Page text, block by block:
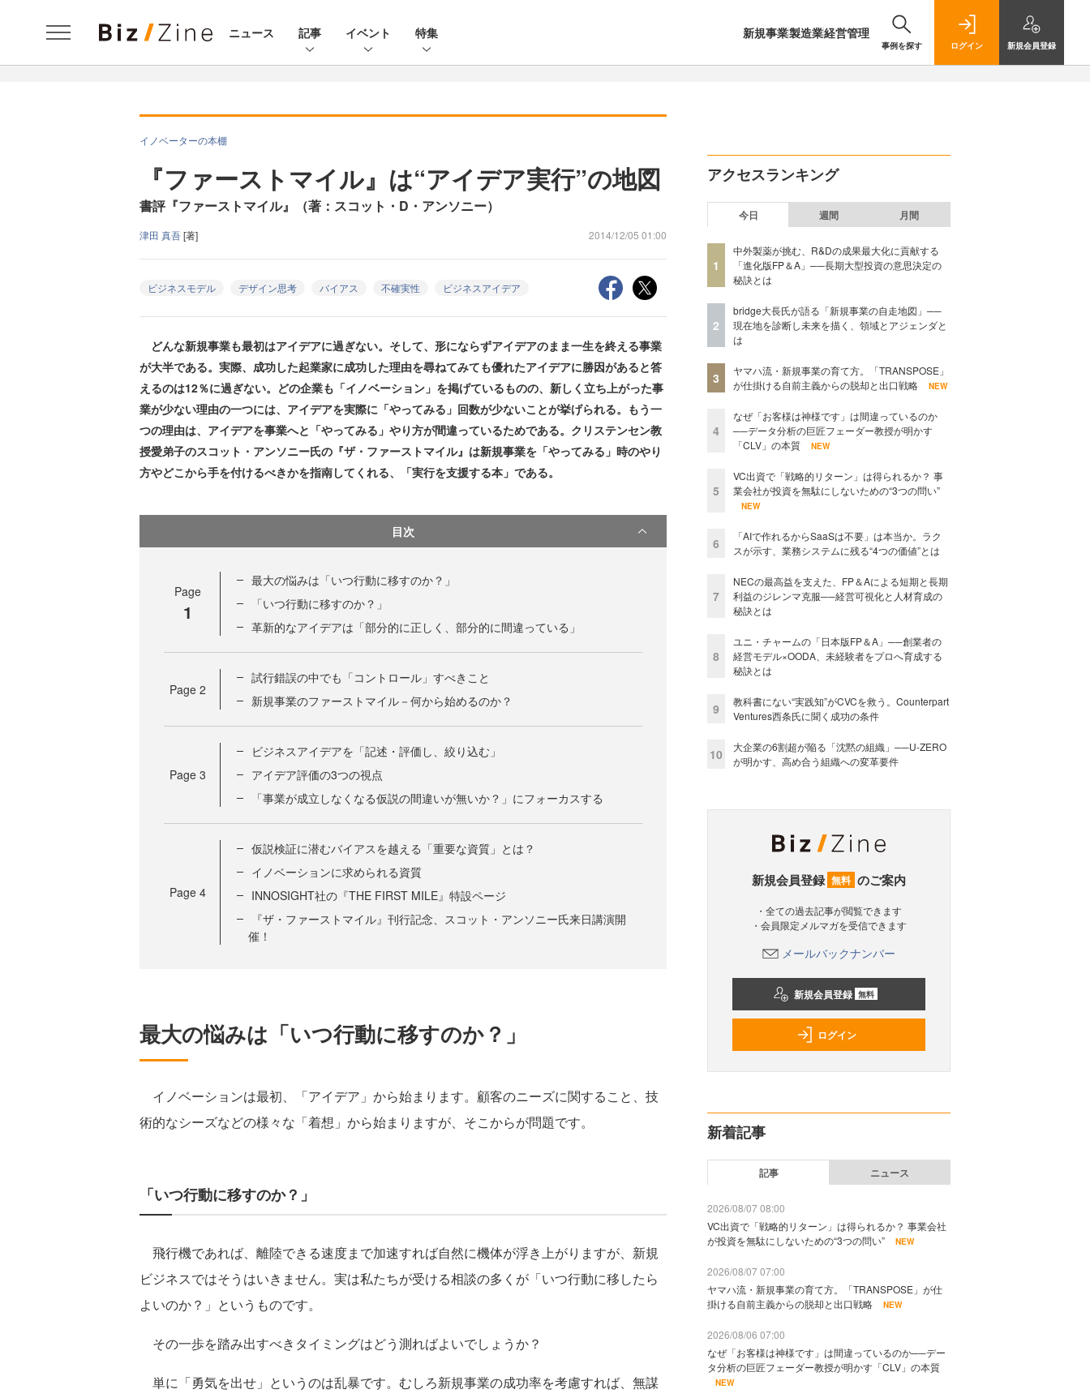
ニュース 記事 イベント 特集 新規事業製造業経営管理
事例を探す ログイン 新規会員登録
イノベーターの本棚
『ファーストマイル』は“アイデア実行”の地図
書評『ファーストマイル』（著：スコット・D・アンソニー）
津田 真吾[著] 2014/12/05 01:00
ビジネスモデル デザイン思考 バイアス 不確実性 ビジネスアイデア
どんな新規事業も最初はアイデアに過ぎない。そして、形にならずアイデアのまま一生を終える事業
が大半である。実際、成功した起業家に成功した理由を尋ねてみても優れたアイデアに勝因があると答
えるのは12％に過ぎない。どの企業も「イノベーション」を掲げているものの、新しく立ち上がった事
業が少ない理由の一つには、アイデアを実際に「やってみる」回数が少ないことが挙げられる。もう一
つの理由は、アイデアを事業へと「やってみる」やり方が間違っているためである。クリステンセン教
授愛弟子のスコット・アンソニー氏の『ザ・ファーストマイル』は新規事業を「やってみる」時のやり
方やどこから手を付けるべきかを指南してくれる、「実行を支援する本」である。
目次
Page
1
最大の悩みは「いつ行動に移すのか？」
「いつ行動に移すのか？」
革新的なアイデアは「部分的に正しく、部分的に間違っている」
Page 2
試行錯誤の中でも「コントロール」すべきこと
新規事業のファーストマイル－何から始めるのか？
Page 3
ビジネスアイデアを「記述・評価し、絞り込む」
アイデア評価の3つの視点
「事業が成立しなくなる仮説の間違いが無いか？」にフォーカスする
Page 4
仮説検証に潜むバイアスを越える「重要な資質」とは？
イノベーションに求められる資質
INNOSIGHT社の『THE FIRST MILE』特設ページ
『ザ・ファーストマイル』刊行記念、スコット・アンソニー氏来日講演開
催！
最大の悩みは「いつ行動に移すのか？」
イノベーションは最初、「アイデア」から始まります。顧客のニーズに関すること、技
術的なシーズなどの様々な「着想」から始まりますが、そこからが問題です。
「いつ行動に移すのか？」
飛行機であれば、離陸できる速度まで加速すれば自然に機体が浮き上がりますが、新規
ビジネスではそうはいきません。実は私たちが受ける相談の多くが「いつ行動に移したら
よいのか？」というものです。
その一歩を踏み出すべきタイミングはどう測ればよいでしょうか？
単に「勇気を出せ」というのは乱暴です。むしろ新規事業の成功率を考慮すれば、無謀
アクセスランキング
今日 週間 月間
1
中外製薬が挑む、R&Dの成果最大化に貢献する
「進化版FP＆A」──長期大型投資の意思決定の
秘訣とは
2
bridge大長氏が語る「新規事業の自走地図」──
現在地を診断し未来を描く、領域とアジェンダと
は
3
ヤマハ流・新規事業の育て方。「TRANSPOSE」
が仕掛ける自前主義からの脱却と出口戦略
NEW
4
なぜ「お客様は神様です」は間違っているのか
──データ分析の巨匠フェーダー教授が明かす
「CLV」の本質
NEW
5
VC出資で「戦略的リターン」は得られるか？ 事
業会社が投資を無駄にしないための“3つの問い”
NEW
6
「AIで作れるからSaaSは不要」は本当か。ラク
スが示す、業務システムに残る“4つの価値”とは
7
NECの最高益を支えた、FP＆Aによる短期と長期
利益のジレンマ克服──経営可視化と人材育成の
秘訣とは
8
ユニ・チャームの「日本版FP＆A」──創業者の
経営モデル×OODA、未経験者をプロへ育成する
秘訣とは
9
教科書にない“実践知”がCVCを救う。Counterpart
Ventures西条氏に聞く成功の条件
10
大企業の6割超が陥る「沈黙の組織」──U-ZERO
が明かす、高め合う組織への変革要件
新規会員登録 無料 のご案内
・全ての過去記事が閲覧できます
・会員限定メルマガを受信できます
メールバックナンバー
新規会員登録 無料
ログイン
新着記事
記事 ニュース
2026/08/07 08:00
VC出資で「戦略的リターン」は得られるか？ 事業会社
が投資を無駄にしないための“3つの問い”
NEW
2026/08/07 07:00
ヤマハ流・新規事業の育て方。「TRANSPOSE」が仕
掛ける自前主義からの脱却と出口戦略
NEW
2026/08/06 07:00
なぜ「お客様は神様です」は間違っているのか──デー
タ分析の巨匠フェーダー教授が明かす「CLV」の本質
NEW